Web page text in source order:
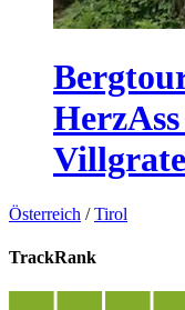
Österreich /Tirol
TrackRank